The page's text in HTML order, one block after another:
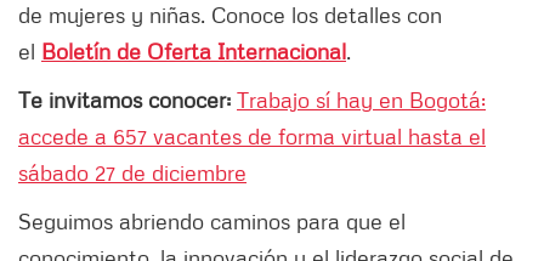
de mujeres y niñas. Conoce los detalles con
el Boletín de Oferta Internacional.
Te invitamos conocer: Trabajo sí hay en Bogotá:
accede a 657 vacantes de forma virtual hasta el
sábado 27 de diciembre
Seguimos abriendo caminos para que el